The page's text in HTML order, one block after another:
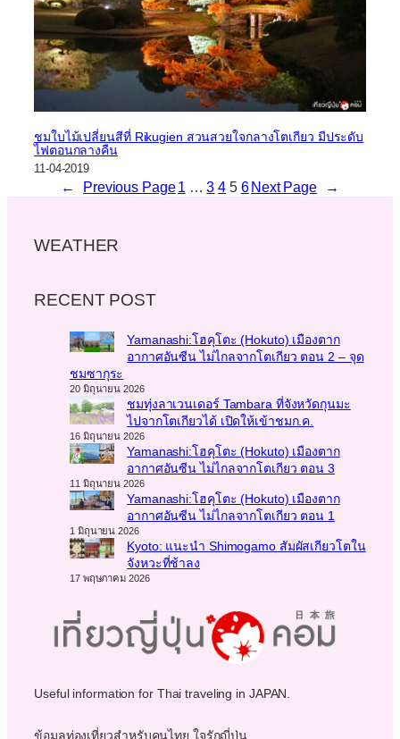
ชมใบไม้เปลี่ยนสีที่ Rikugien สวนสวยใจกลางโตเกียว มีประดับ
ไฟตอนกลางคืน
11-04-2019
← Previous Page1 … 3 4 5 6Next Page →
WEATHER
RECENT POST
Yamanashi:โฮคุโตะ (Hokuto) เมืองตาก
อากาศอันซีน ไม่ไกลจากโตเกียว ตอน 2 – จุด
ชมซากุระ
20 มิถุนายน 2026
ชมทุ่งลาเวนเดอร์ Tambara ที่จังหวัดกุนมะ
ไปจากโตเกียวได้ เปิดให้เข้าชมก.ค.
16 มิถุนายน 2026
Yamanashi:โฮคุโตะ (Hokuto) เมืองตาก
อากาศอันซีน ไม่ไกลจากโตเกียว ตอน 3
11 มิถุนายน 2026
Yamanashi:โฮคุโตะ (Hokuto) เมืองตาก
อากาศอันซีน ไม่ไกลจากโตเกียว ตอน 1
1 มิถุนายน 2026
Kyoto: แนะนำ Shimogamo สัมผัสเกียวโตใน
จังหวะที่ช้าลง
17 พฤษภาคม 2026
Useful information for Thai traveling in JAPAN.
ข้อมูลท่องเที่ยวสำหรับคนไทย ใจรักญี่ปุ่น